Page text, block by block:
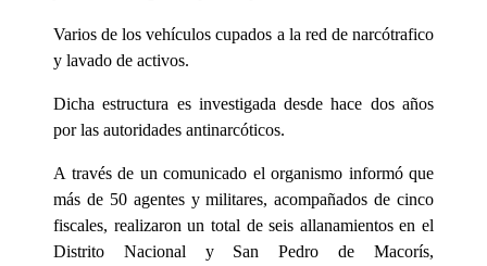
Varios de los vehículos cupados a la red de narcótrafico
y lavado de activos.
Dicha estructura es investigada desde hace dos años
por las autoridades antinarcóticos.
A través de un comunicado el organismo informó que
más de 50 agentes y militares, acompañados de cinco
fiscales, realizaron un total de seis allanamientos en el
Distrito Nacional y San Pedro de Macorís,